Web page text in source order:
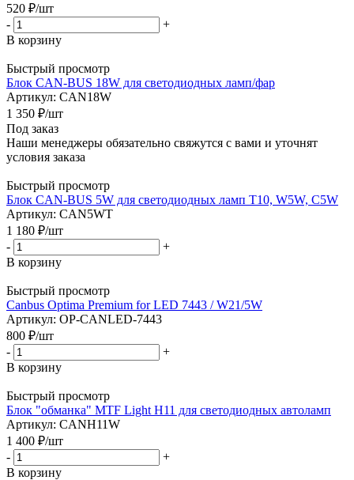
520 ₽/шт
-
+
В корзину
Быстрый просмотр
Блок CAN-BUS 18W для светодиодных ламп/фар
Артикул: CAN18W
1 350 ₽/шт
Под заказ
Наши менеджеры обязательно свяжутся с вами и уточнят
условия заказа
Быстрый просмотр
Блок CAN-BUS 5W для светодиодных ламп T10, W5W, C5W
Артикул: CAN5WT
1 180 ₽/шт
-
+
В корзину
Быстрый просмотр
Canbus Optima Premium for LED 7443 / W21/5W
Артикул: OP-CANLED-7443
800 ₽/шт
-
+
В корзину
Быстрый просмотр
Блок "обманка" MTF Light H11 для светодиодных автоламп
Артикул: CANH11W
1 400 ₽/шт
-
+
В корзину